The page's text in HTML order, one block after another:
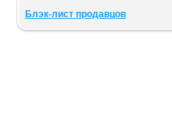
Блэк-лист продавцов